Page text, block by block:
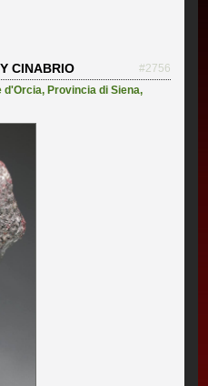
CINABRIO
#2756
d'Orcia, Provincia di Siena,